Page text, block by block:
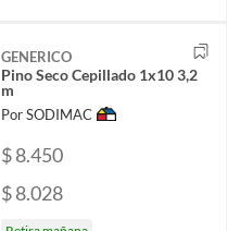
GENERICO
Pino Seco Cepillado 1x10 3,2
m
Por SODIMAC
$ 8.450
$ 8.028